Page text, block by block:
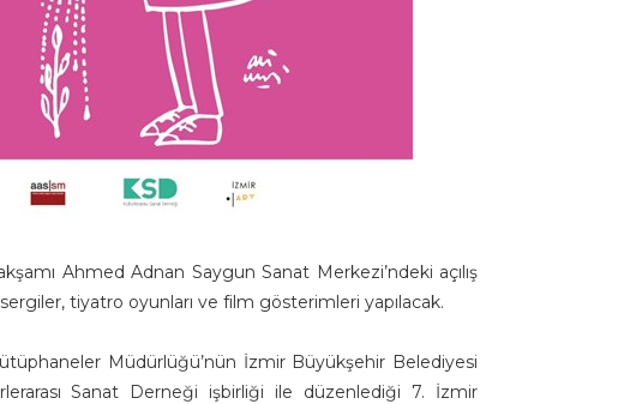
Ahmed Adnan Saygun Sanat Merkezi’ndeki açılış
tiyatro oyunları ve film gösterimleri yapılacak.
Müdürlüğü’nün İzmir Büyükşehir Belediyesi
Sanat Derneği işbirliği ile düzenlediği 7. İzmir